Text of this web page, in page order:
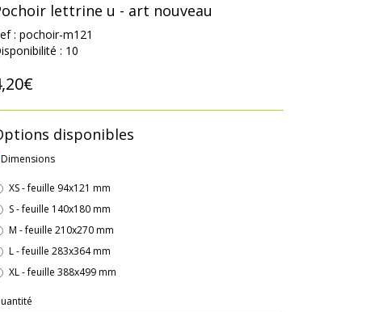
lettrine u - art nouveau
: pochoir-m121
: 10
disponibles
Dimensions
XS - feuille 94x121 mm
S - feuille 140x180 mm
M - feuille 210x270 mm
L - feuille 283x364 mm
XL - feuille 388x499 mm